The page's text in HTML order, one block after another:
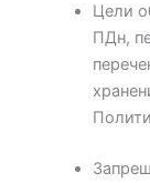
Цели
ПДн,